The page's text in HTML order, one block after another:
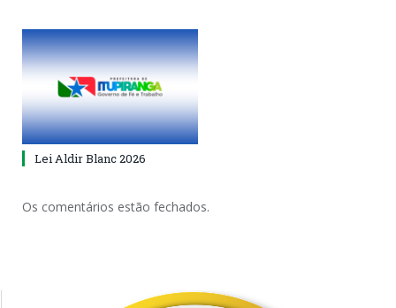
Lei Aldir Blanc 2026
Os comentários estão fechados.